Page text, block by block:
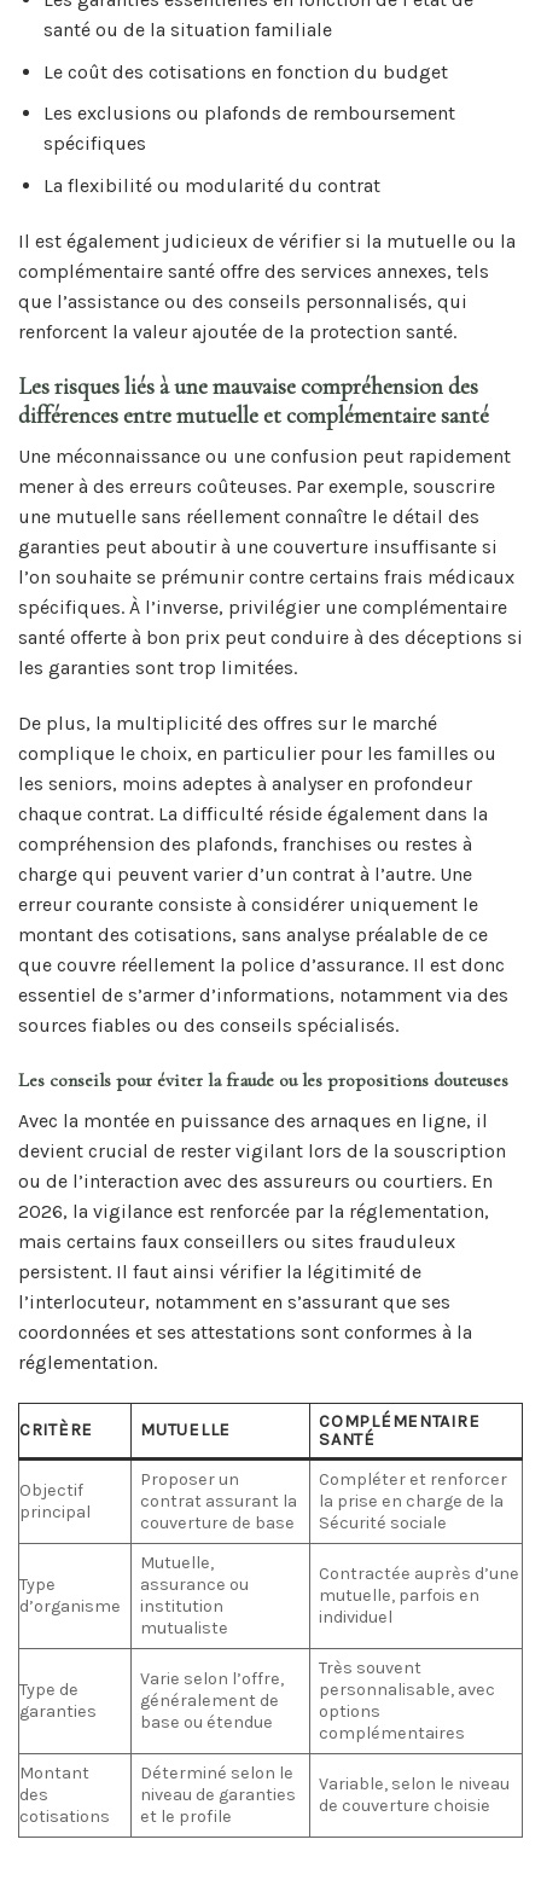
santé ou de la situation familiale
Le coût des cotisations en fonction du budget
Les exclusions ou plafonds de remboursement
spécifiques
La flexibilité ou modularité du contrat
Il est également judicieux de vérifier si la mutuelle ou la
complémentaire santé offre des services annexes, tels
que l’assistance ou des conseils personnalisés, qui
renforcent la valeur ajoutée de la protection santé.
Les risques liés à une mauvaise compréhension des
différences entre mutuelle et complémentaire santé
Une méconnaissance ou une confusion peut rapidement
mener à des erreurs coûteuses. Par exemple, souscrire
une mutuelle sans réellement connaître le détail des
garanties peut aboutir à une couverture insuffisante si
l’on souhaite se prémunir contre certains frais médicaux
spécifiques. À l’inverse, privilégier une complémentaire
santé offerte à bon prix peut conduire à des déceptions si
les garanties sont trop limitées.
De plus, la multiplicité des offres sur le marché
complique le choix, en particulier pour les familles ou
les seniors, moins adeptes à analyser en profondeur
chaque contrat. La difficulté réside également dans la
compréhension des plafonds, franchises ou restes à
charge qui peuvent varier d’un contrat à l’autre. Une
erreur courante consiste à considérer uniquement le
montant des cotisations, sans analyse préalable de ce
que couvre réellement la police d’assurance. Il est donc
essentiel de s’armer d’informations, notamment via des
sources fiables ou des conseils spécialisés.
Les conseils pour éviter la fraude ou les propositions douteuses
Avec la montée en puissance des arnaques en ligne, il
devient crucial de rester vigilant lors de la souscription
ou de l’interaction avec des assureurs ou courtiers. En
2026, la vigilance est renforcée par la réglementation,
mais certains faux conseillers ou sites frauduleux
persistent. Il faut ainsi vérifier la légitimité de
l’interlocuteur, notamment en s’assurant que ses
coordonnées et ses attestations sont conformes à la
réglementation.
CRITÈRE MUTUELLE
COMPLÉMENTAIRE
SANTÉ
Objectif
principal
Proposer un
contrat assurant la
couverture de base
Compléter et renforcer
la prise en charge de la
Sécurité sociale
Type
d’organisme
Mutuelle,
assurance ou
institution
mutualiste
Contractée auprès d’une
mutuelle, parfois en
individuel
Type de
garanties
Varie selon l’offre,
généralement de
base ou étendue
Très souvent
personnalisable, avec
options
complémentaires
Montant
des
cotisations
Déterminé selon le
niveau de garanties
et le profile
Variable, selon le niveau
de couverture choisie